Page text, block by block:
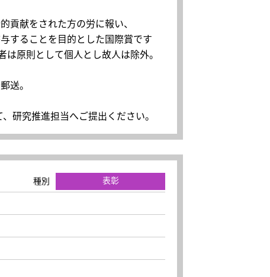
貢献をされた方の労に報い、
することを目的とした国際賞です
原則として個人とし故人は除外。
送。
研究推進担当へご提出ください。
種別
表彰